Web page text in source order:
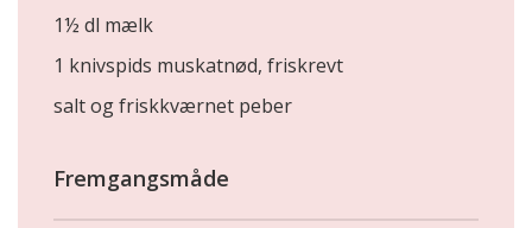
1½ dl mælk
1 knivspids muskatnød, friskrevt
salt og friskkværnet peber
Fremgangsmåde